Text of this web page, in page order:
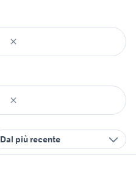
Dal più recente